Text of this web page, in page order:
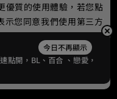
Co., Ltd.
今日不再顯示
點開，BL、 百合 、戀愛，
優質的使用體驗，若您點
您同意我們使用第三方
策。